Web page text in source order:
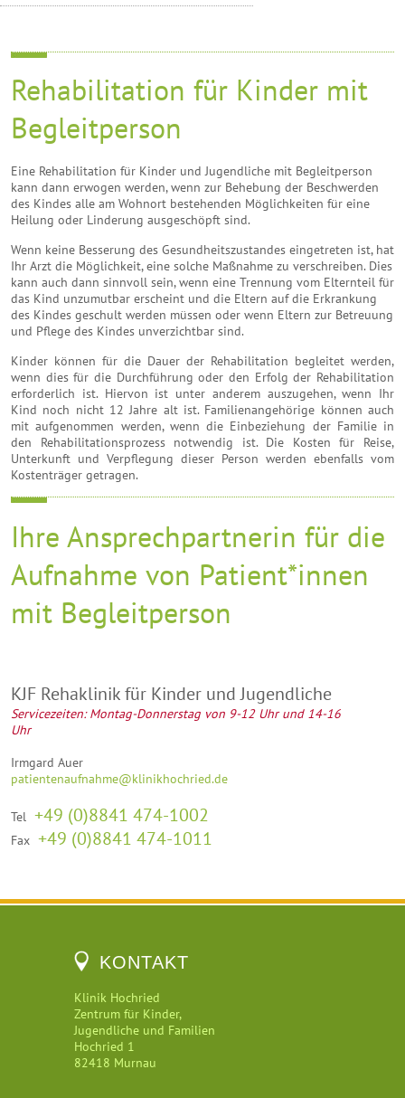
Rehabilitation für Kinder mit
Begleitperson
Eine Rehabilitation für Kinder und Jugendliche mit Begleitperson
kann dann erwogen werden, wenn zur Behebung der Beschwerden
des Kindes alle am Wohnort bestehenden Möglichkeiten für eine
Heilung oder Linderung ausgeschöpft sind.
Wenn keine Besserung des Gesundheitszustandes eingetreten ist, hat
Ihr Arzt die Möglichkeit, eine solche Maßnahme zu verschreiben. Dies
kann auch dann sinnvoll sein, wenn eine Trennung vom Elternteil für
das Kind unzumutbar erscheint und die Eltern auf die Erkrankung
des Kindes geschult werden müssen oder wenn Eltern zur Betreuung
und Pflege des Kindes unverzichtbar sind.
Kinder können für die Dauer der Rehabilitation begleitet werden,
wenn dies für die Durchführung oder den Erfolg der Rehabilitation
erforderlich ist. Hiervon ist unter anderem auszugehen, wenn Ihr
Kind noch nicht 12 Jahre alt ist. Familienangehörige können auch
mit aufgenommen werden, wenn die Einbeziehung der Familie in
den Rehabilitationsprozess notwendig ist. Die Kosten für Reise,
Unterkunft und Verpflegung dieser Person werden ebenfalls vom
Kostenträger getragen.
Ihre Ansprechpartnerin für die
Aufnahme von Patient*innen
mit Begleitperson
KJF Rehaklinik für Kinder und Jugendliche
Servicezeiten: Montag-Donnerstag von 9-12 Uhr und 14-16
Uhr
Irmgard Auer
patientenaufnahme@klinikhochried.de
Tel +49 (0)8841 474-1002
Fax +49 (0)8841 474-1011
KONTAKT
Klinik Hochried
Zentrum für Kinder,
Jugendliche und Familien
Hochried 1
82418 Murnau